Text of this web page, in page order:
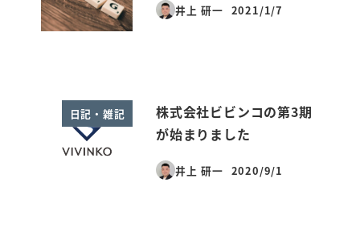
井上 研一
投稿日
2021/1/7
日記・雑記
株式会社ビビンコの第3期
が始まりました
井上 研一
投稿日
2020/9/1